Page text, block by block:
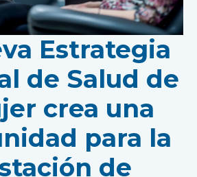
Estrategia
de Salud de
crea una
para la
de